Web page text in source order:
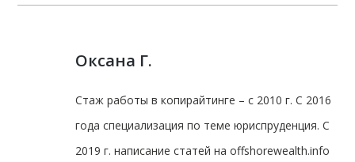
Оксана Г.
Стаж работы в копирайтинге – с 2010 г. С 2016
года специализация по теме юриспруденция. С
2019 г. написание статей на offshorewealth.info